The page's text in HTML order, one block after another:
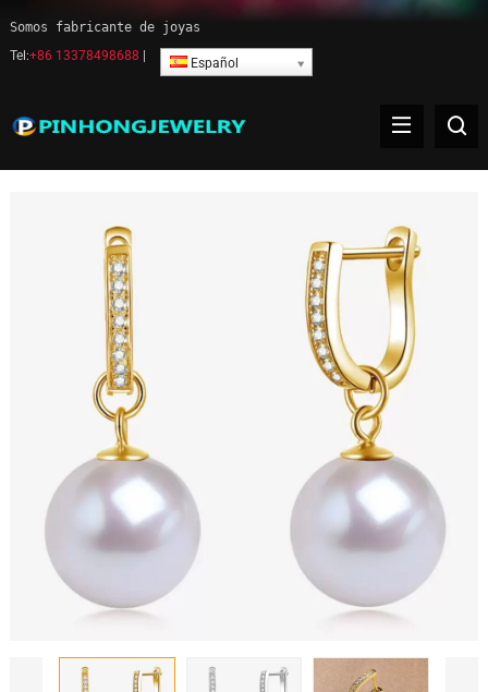
Somos fabricante de joyas
Tel:+86 13378498688 Español
Pendientes de perlas